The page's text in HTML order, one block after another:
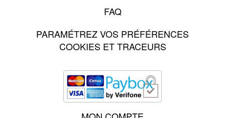
FAQ
PARAMÉTREZ VOS PRÉFÉRENCES
COOKIES ET TRACEURS